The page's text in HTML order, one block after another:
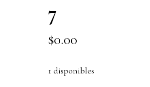
7
$0.00
1 disponibles